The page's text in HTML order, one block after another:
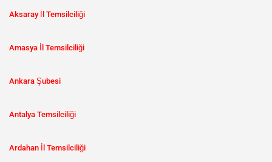
Aksaray İl Temsilciliği
Amasya İl Temsilciliği
Ankara Şubesi
Antalya Temsilciliği
Ardahan İl Temsilciliği